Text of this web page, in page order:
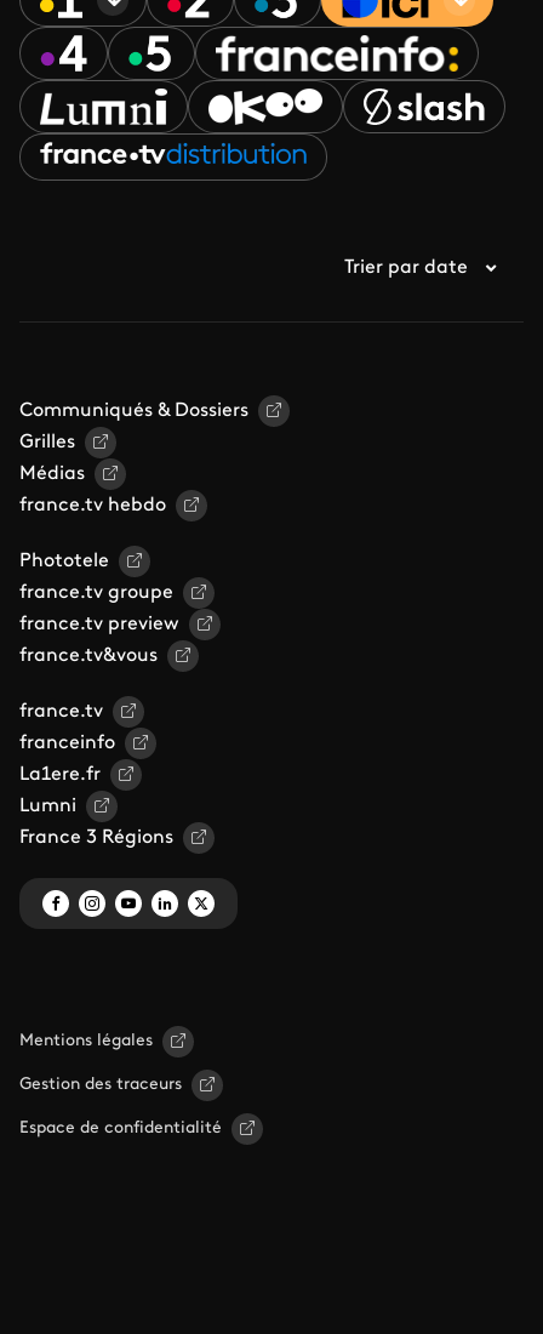
Trier par date
Communiqués & Dossiers
Grilles
Médias
france.tv hebdo
Phototele
france.tv groupe
france.tv preview
france.tv&vous
france.tv
franceinfo
La1ere.fr
Lumni
France 3 Régions
Mentions légales
Gestion des traceurs
Espace de confidentialité